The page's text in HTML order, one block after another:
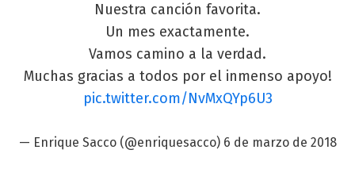
Nuestra canción favorita.
Un mes exactamente.
Vamos camino a la verdad.
Muchas gracias a todos por el inmenso apoyo!
pic.twitter.com/NvMxQYp6U3
— Enrique Sacco (@enriquesacco) 6 de marzo de 2018